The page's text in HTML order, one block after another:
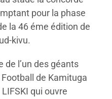
pour la phase
la 46 éme édition de
kivu.
de l’un des géants
de Kamituga
qui ouvre